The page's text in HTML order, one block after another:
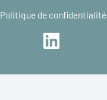
Politique de confidentialité